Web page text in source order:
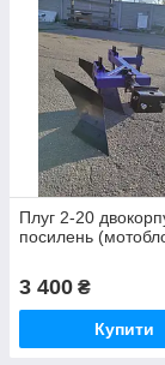
Плуг 2-20
посилень
3 400 ₴
Купити